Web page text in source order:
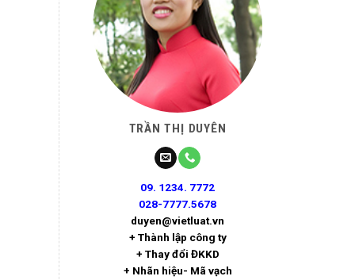
TRẦN THỊ DUYÊN
09. 1234. 7772
028-7777.5678
duyen@vietluat.vn
+ Thành lập công ty
+ Thay đổi ĐKKD
+ Nhãn hiệu- Mã vạch